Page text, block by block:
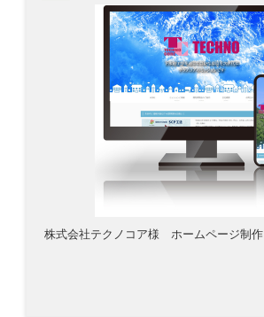
株式会社テクノコア様 ホームページ制作